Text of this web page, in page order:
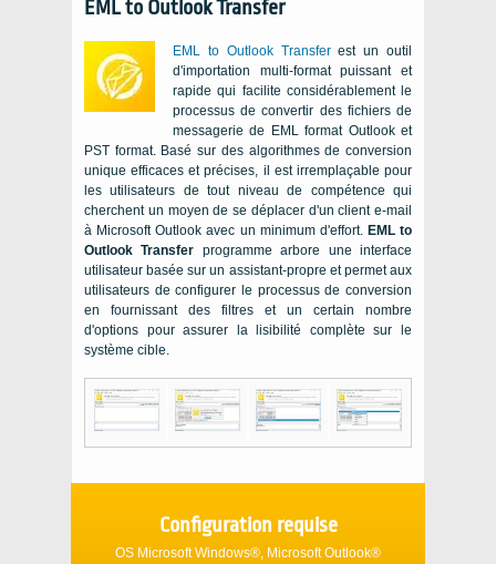
EML to Outlook Transfer
EML to Outlook Transferest un outil
d'importation multi-format puissant et
rapide qui facilite considérablement le
processus de convertir des fichiers de
messagerie de
EMLformat Outlooket
PST format. Basé sur des algorithmes de conversion
unique efficaces et précises, il est irremplaçable pour
les utilisateurs de tout niveau de compétence qui
cherchent un moyen de se déplacer d'un client e-mail
à Microsoft Outlook avec un minimum d'effort. EML to
Outlook Transfer programme arbore une interface
utilisateur basée sur un assistant-propre et permet aux
utilisateurs de configurer le processus de conversion
en fournissant des filtres et un certain nombre
d'options pour assurer la lisibilité complète sur le
système cible.
Configuration requise
OS Microsoft Windows®, Microsoft Outlook®